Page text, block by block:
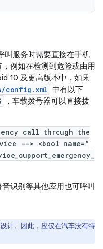
叫服务时需要直接在手机
例如在检测到危险或由用
10 及更高版本中，如果
config.xml 中有以下
，车载拨号器可以直接拨
call through the
--> <bool name=”
识别等其他应用也可呼叫
计。因此，应仅在汽车没有特